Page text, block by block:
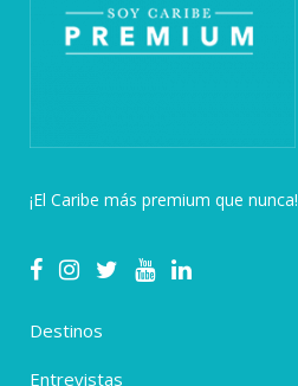
¡El Caribe más premium que nunca!
Destinos
Entrevistas